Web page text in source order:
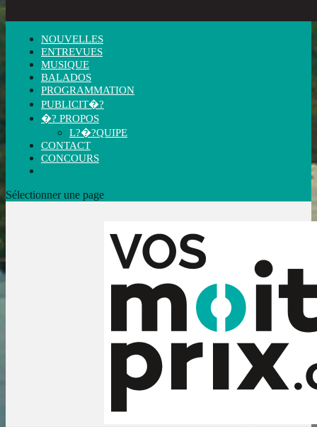
NOUVELLES
ENTREVUES
MUSIQUE
BALADOS
PROGRAMMATION
PUBLICIT�?
�? PROPOS
L?�?QUIPE
CONTACT
CONCOURS
Sélectionner une page